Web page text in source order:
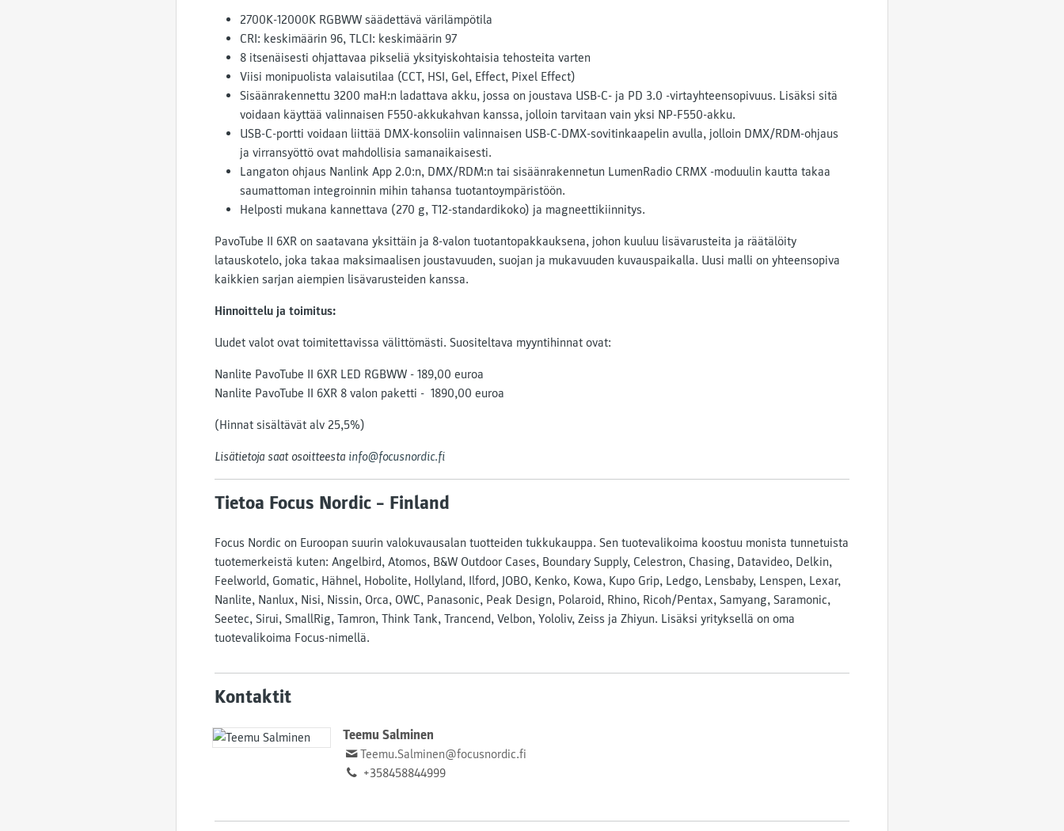
2700K-12000K RGBWW säädettävä värilämpötila
CRI: keskimäärin 96, TLCI: keskimäärin 97
8 itsenäisesti ohjattavaa pikseliä yksityiskohtaisia tehosteita varten
Viisi monipuolista valaisutilaa (CCT, HSI, Gel, Effect, Pixel Effect)
Sisäänrakennettu 3200 maH:n ladattava akku, jossa on joustava USB-C- ja PD 3.0 -virtayhteensopivuus. Lisäksi sitä
voidaan käyttää valinnaisen F550-akkukahvan kanssa, jolloin tarvitaan vain yksi NP-F550-akku.
USB-C-portti voidaan liittää DMX-konsoliin valinnaisen USB-C-DMX-sovitinkaapelin avulla, jolloin DMX/RDM-ohjaus
ja virransyöttö ovat mahdollisia samanaikaisesti.
Langaton ohjaus Nanlink App 2.0:n, DMX/RDM:n tai sisäänrakennetun LumenRadio CRMX -moduulin kautta takaa
saumattoman integroinnin mihin tahansa tuotantoympäristöön.
Helposti mukana kannettava (270 g, T12-standardikoko) ja magneettikiinnitys.
PavoTube II 6XR on saatavana yksittäin ja 8-valon tuotantopakkauksena, johon kuuluu lisävarusteita ja räätälöity
latauskotelo, joka takaa maksimaalisen joustavuuden, suojan ja mukavuuden kuvauspaikalla. Uusi malli on yhteensopiva
kaikkien sarjan aiempien lisävarusteiden kanssa.
Hinnoittelu ja toimitus:
Uudet valot ovat toimitettavissa välittömästi. Suositeltava myyntihinnat ovat:
Nanlite PavoTube II 6XR LED RGBWW - 189,00 euroa
Nanlite PavoTube II 6XR 8 valon paketti - 1890,00 euroa
(Hinnat sisältävät alv 25,5%)
Lisätietoja saat osoitteesta info@focusnordic.fi
Tietoa Focus Nordic – Finland
Focus Nordic on Euroopan suurin valokuvausalan tuotteiden tukkukauppa. Sen tuotevalikoima koostuu monista tunnetuista
tuotemerkeistä kuten: Angelbird, Atomos, B&W Outdoor Cases, Boundary Supply, Celestron, Chasing, Datavideo, Delkin,
Feelworld, Gomatic, Hähnel, Hobolite, Hollyland, Ilford, JOBO, Kenko, Kowa, Kupo Grip, Ledgo, Lensbaby, Lenspen, Lexar,
Nanlite, Nanlux, Nisi, Nissin, Orca, OWC, Panasonic, Peak Design, Polaroid, Rhino, Ricoh/Pentax, Samyang, Saramonic,
Seetec, Sirui, SmallRig, Tamron, Think Tank, Trancend, Velbon, Yololiv, Zeiss ja Zhiyun. Lisäksi yrityksellä on oma
tuotevalikoima Focus-nimellä.
Kontaktit
Teemu Salminen
Teemu.Salminen@focusnordic.fi
+358458844999